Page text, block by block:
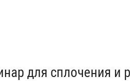
для сплочения и